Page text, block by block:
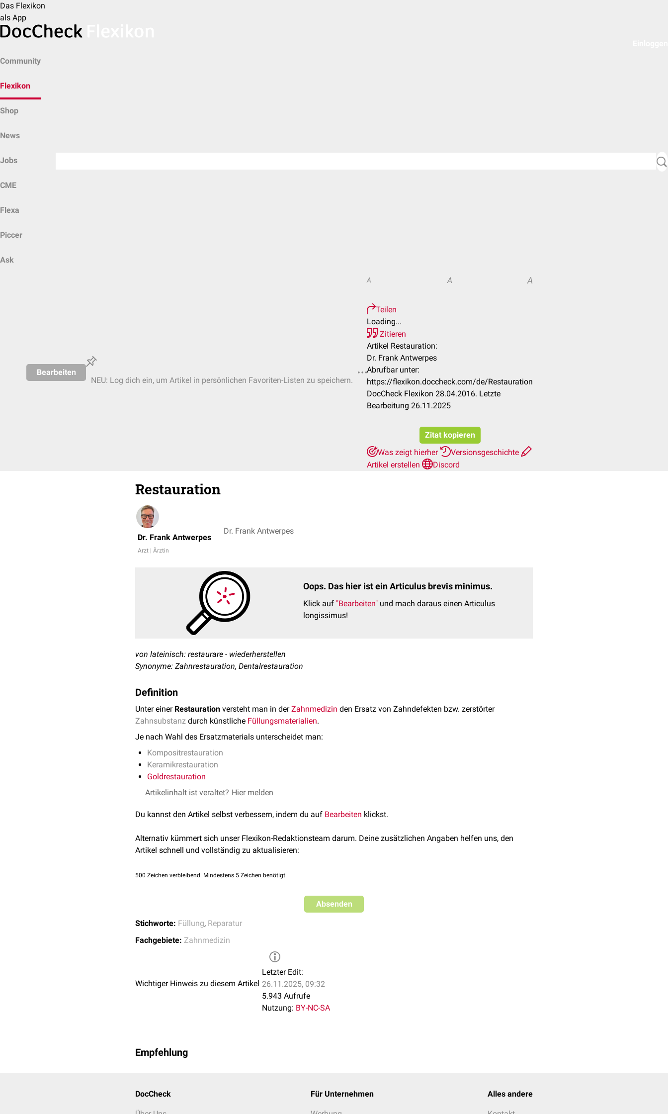
Das Flexikon
als App
Community
Flexikon
Shop
News
Jobs
CME
Flexa
Piccer
Ask
Bearbeiten
NEU: Log dich ein, um Artikel in persönlichen Favoriten-Listen zu speichern.
A A A
Teilen
Loading...
Zitieren
Artikel Restauration:
Dr. Frank Antwerpes
Abrufbar unter:
https://flexikon.doccheck.com/de/Restauration
DocCheck Flexikon 28.04.2016. Letzte
Bearbeitung 26.11.2025
Zitat kopieren
Was zeigt hierher
Versionsgeschichte
Artikel erstellen
Discord
Restauration
Dr. Frank Antwerpes
Arzt | Ärztin
Dr. Frank Antwerpes
Oops. Das hier ist ein Articulus brevis minimus.
Klick auf "Bearbeiten" und mach daraus einen Articulus
longissimus!
von lateinisch: restaurare - wiederherstellen
Synonyme: Zahnrestauration, Dentalrestauration
Definition
Unter einer Restauration versteht man in derZahnmedizin den Ersatz von Zahndefekten bzw. zerstörter
Zahnsubstanz durch künstliche Füllungsmaterialien.
Je nach Wahl des Ersatzmaterials unterscheidet man:
Kompositrestauration
Keramikrestauration
Goldrestauration
Artikelinhalt ist veraltet? Hier melden
Du kannst den Artikel selbst verbessern, indem du auf Bearbeiten klickst.
Alternativ kümmert sich unser Flexikon-Redaktionsteam darum. Deine zusätzlichen Angaben helfen uns, den
Artikel schnell und vollständig zu aktualisieren:
500 Zeichen verbleibend. Mindestens 5 Zeichen benötigt.
Absenden
Stichworte: Füllung, Reparatur
Fachgebiete: Zahnmedizin
Wichtiger Hinweis zu diesem Artikel
Letzter Edit:
26.11.2025, 09:32
5.943 Aufrufe
Nutzung: BY-NC-SA
Empfehlung
DocCheck Für Unternehmen Alles andere